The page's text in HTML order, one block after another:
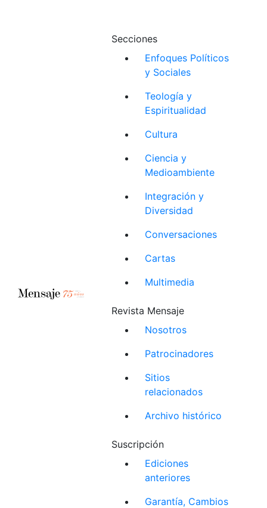
Secciones
Enfoques Políticos
y Sociales
Teología y
Espiritualidad
Cultura
Ciencia y
Medioambiente
Integración y
Diversidad
Conversaciones
Cartas
Multimedia
Revista Mensaje
Nosotros
Patrocinadores
Sitios
relacionados
Archivo histórico
Suscripción
Ediciones
anteriores
Garantía, Cambios